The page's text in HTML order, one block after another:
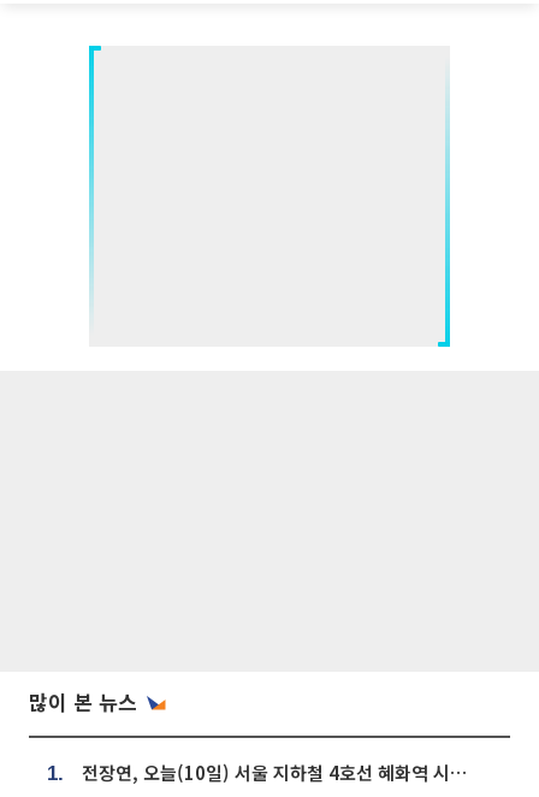
많이 본 뉴스
1. 전장연, 오늘(10일) 서울 지하철 4호선 혜화역 시위…1호선 용산역 무정차